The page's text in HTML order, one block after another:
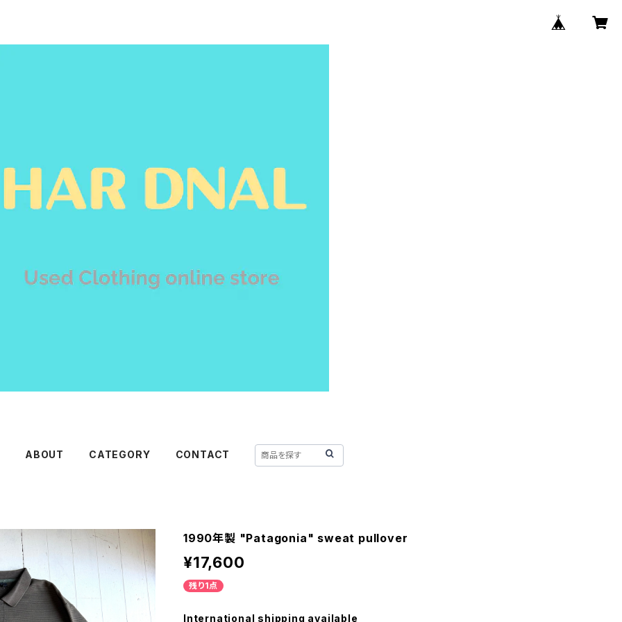
ABOUT CATEGORY CONTACT
1990年製 "Patagonia" sweat pullover
¥17,600
残り1点
International shipping available